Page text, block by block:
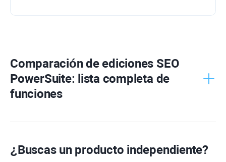
Comparación de ediciones SEO
PowerSuite: lista completa de
funciones
¿Buscas un producto independiente?